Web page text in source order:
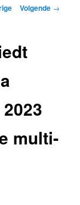
Volgende →
multi-